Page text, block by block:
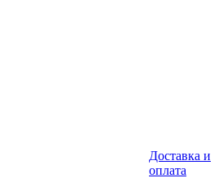
Доставка и
оплата